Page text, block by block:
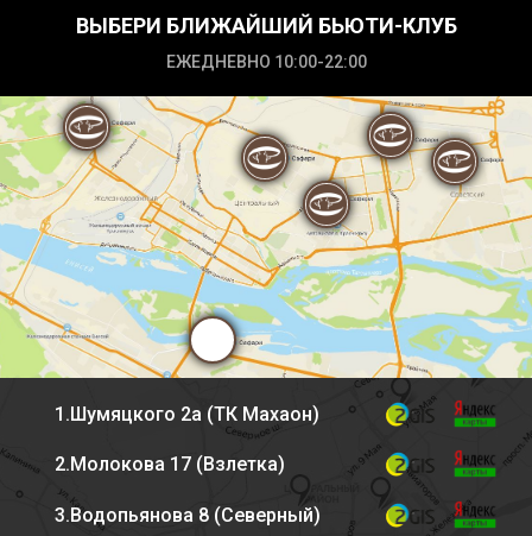
ВЫБЕРИ БЛИЖАЙШИЙ БЬЮТИ-КЛУБ
1.Шумяцкого 2а (ТК Махаон)
2.Молокова 17 (Взлетка)
3.Водопьянова 8 (Северный)
ЕЖЕДНЕВНО 10:00-22:00